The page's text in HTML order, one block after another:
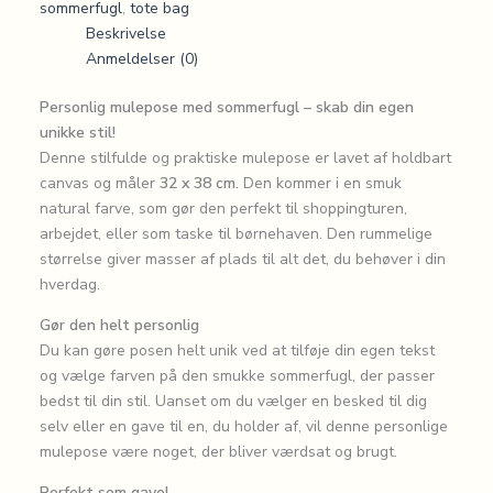
sommerfugl, tote bag
Beskrivelse
Anmeldelser (0)
Personlig mulepose med sommerfugl – skab din egen
unikke stil!
Denne stilfulde og praktiske mulepose er lavet af holdbart
canvas og måler 32 x 38 cm. Den kommer i en smuk
natural farve, som gør den perfekt til shoppingturen,
arbejdet, eller som taske til børnehaven. Den rummelige
størrelse giver masser af plads til alt det, du behøver i din
hverdag.
Gør den helt personlig
Du kan gøre posen helt unik ved at tilføje din egen tekst
og vælge farven på den smukke sommerfugl, der passer
bedst til din stil. Uanset om du vælger en besked til dig
selv eller en gave til en, du holder af, vil denne personlige
mulepose være noget, der bliver værdsat og brugt.